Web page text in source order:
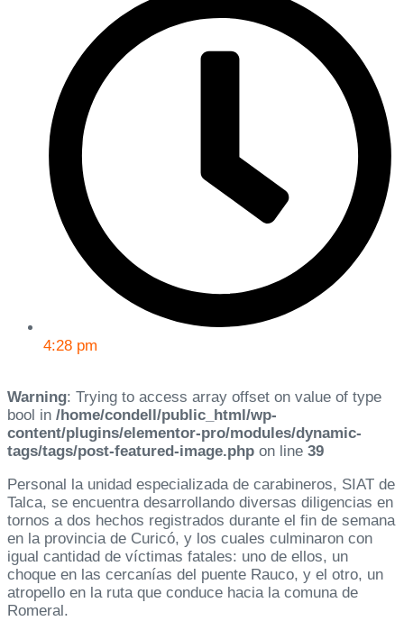
4:28 pm
Warning: Trying to access array offset on value of type
bool in /home/condell/public_html/wp-
content/plugins/elementor-pro/modules/dynamic-
tags/tags/post-featured-image.php on line 39
Personal la unidad especializada de carabineros, SIAT de
Talca, se encuentra desarrollando diversas diligencias en
tornos a dos hechos registrados durante el fin de semana
en la provincia de Curicó, y los cuales culminaron con
igual cantidad de víctimas fatales: uno de ellos, un
choque en las cercanías del puente Rauco, y el otro, un
atropello en la ruta que conduce hacia la comuna de
Romeral.